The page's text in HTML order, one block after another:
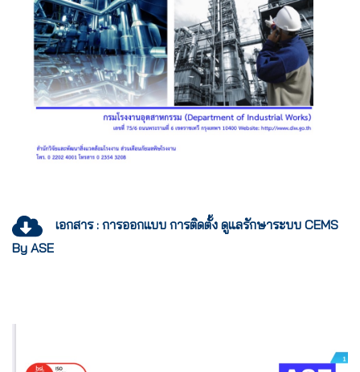
เอกสาร : การออกแบบ การติดตั้ง ดูแลรักษาระบบ CEMS
By ASE